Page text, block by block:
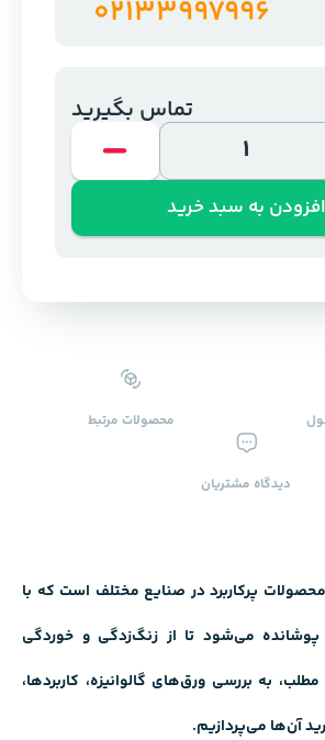
02133997996
تماس بگیرید
افزودن به سبد خرید
محصولات ‌مرتبط
دیدگاه ‌مشتریان
محصولات پرکاربرد در صنایع مختلف است که با
می‌شود تا از زنگ‌زدگی و خوردگی
به بررسی ورق‌های گالوانیزه، کاربردها،
آن‌ها می‌پردازیم.